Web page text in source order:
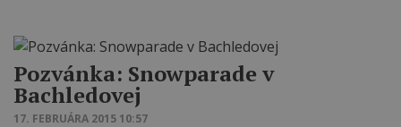
Pozvánka: Snowparade v
Bachledovej
17. FEBRUÁRA 2015 10:57